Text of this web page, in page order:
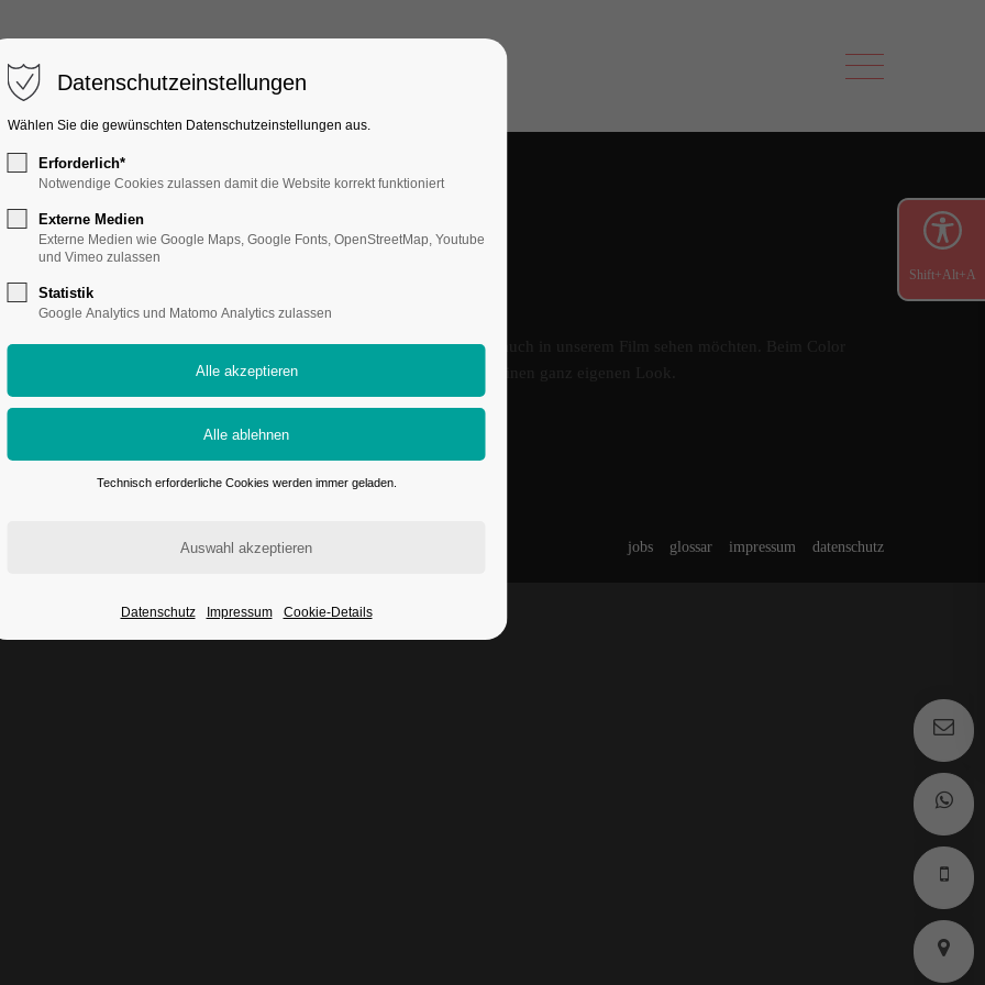
Augen sehen. Manchmal ist es aber vielleicht nicht genau das, was wir auch in unserem Film sehen möchten. Beim Color
zu schaffen. Wir verpassen dem fertigen Film aus dem Schnitt seinen ganz eigenen Look.
jobs glossar impressum datenschutz
Datenschutzeinstellungen
Wählen Sie die gewünschten Datenschutzeinstellungen aus.
Erforderlich*
Notwendige Cookies zulassen damit die Website korrekt funktioniert
Externe Medien
Externe Medien wie Google Maps, Google Fonts, OpenStreetMap, Youtube
und Vimeo zulassen
Statistik
Google Analytics und Matomo Analytics zulassen
Technisch erforderliche Cookies werden immer geladen.
Datenschutz Impressum Cookie-Details
Shift+Alt+A